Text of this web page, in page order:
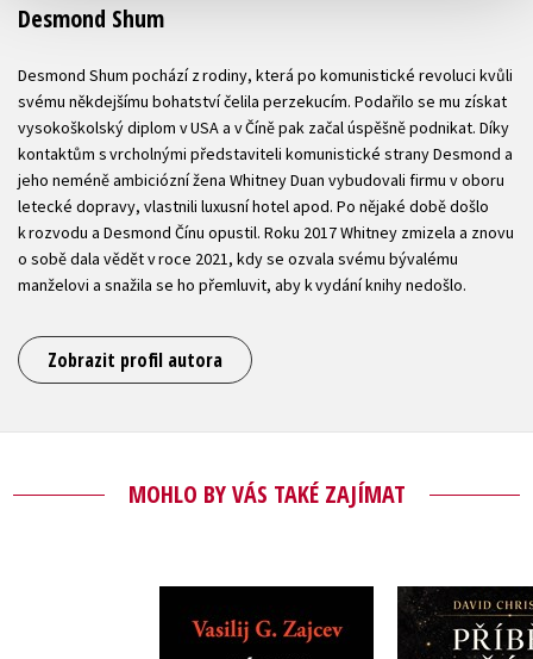
Desmond Shum
Desmond Shum pochází z rodiny, která po komunistické revoluci kvůli
svému někdejšímu bohatství čelila perzekucím. Podařilo se mu získat
vysokoškolský diplom v USA a v Číně pak začal úspěšně podnikat. Díky
kontaktům s vrcholnými představiteli komunistické strany Desmond a
jeho neméně ambiciózní žena Whitney Duan vybudovali firmu v oboru
letecké dopravy, vlastnili luxusní hotel apod. Po nějaké době došlo
k rozvodu a Desmond Čínu opustil. Roku 2017 Whitney zmizela a znovu
o sobě dala vědět v roce 2021, kdy se ozvala svému bývalému
manželovi a snažila se ho přemluvit, aby k vydání knihy nedošlo.
Zobrazit profil autora
MOHLO BY VÁS TAKÉ ZAJÍMAT
Zápisky
odstřelovače
Příběh